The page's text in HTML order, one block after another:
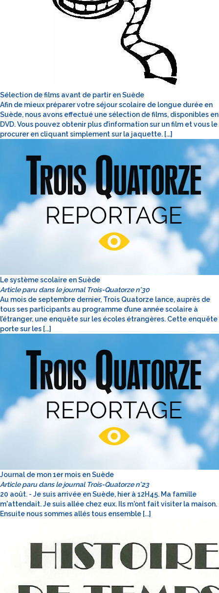
Sélection de films avant de partir en Suède
Afin de mieux préparer votre séjour scolaire de longue durée en
Suède, nous avons effectué une sélection de films, disponibles en
DVD. Vous pouvez obtenir plus d’information sur un film et vous le
procurer en cliquant simplement sur la jaquette. [...]
Le système scolaire en Suède
Article paru dans le journal Trois-Quatorze n°30
Au mois de septembre dernier, Trois Quatorze lance, auprès de
tous ses participants au programme d’une année scolaire à
l’étranger, une enquête sur les écoles étrangères. Cette enquête
porte sur les [...]
Journal de mon 1er mois en Suède
Article paru dans le journal Trois-Quatorze n°23
20 août. - Je suis arrivée en Suède, hier à 12H45. Ma famille
m'attendait. Je suis allée chez eux. Ils m'ont fait visiter la maison.
Ensuite nous sommes allés tous ensemble [...]